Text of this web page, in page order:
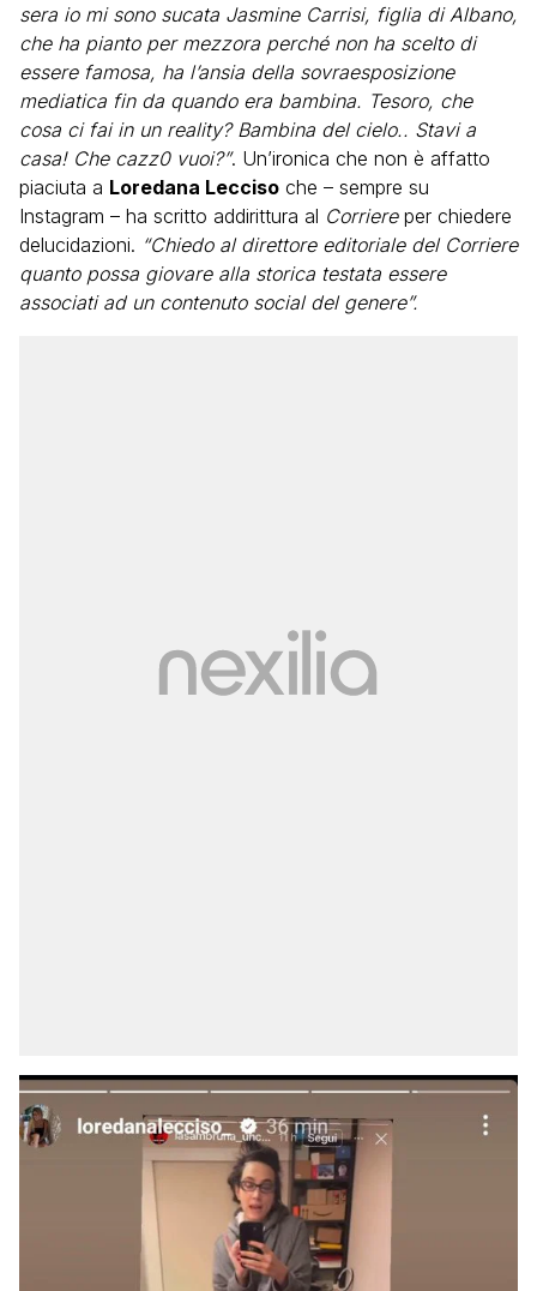
sera io mi sono sucata Jasmine Carrisi, figlia di Albano,
che ha pianto per mezzora perché non ha scelto di
essere famosa, ha l’ansia della sovraesposizione
mediatica fin da quando era bambina. Tesoro, che
cosa ci fai in un reality? Bambina del cielo.. Stavi a
casa! Che cazz0 vuoi?”. Un’ironica che non è affatto
piaciuta a Loredana Lecciso che – sempre su
Instagram – ha scritto addirittura al Corriereper chiedere
delucidazioni. “Chiedo al direttore editoriale del Corriere
quanto possa giovare alla storica testata essere
associati ad un contenuto social del genere”.